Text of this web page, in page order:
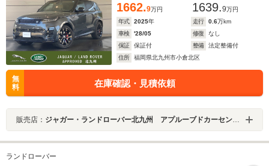
1662.9万円 1639.9万円
年式
2025年 走行 0.6万km
車検
'28/05 修復
なし
保証
保証付 整備
法定整備付
住所
福岡県北九州市小倉北区
無
料
在庫確認・見積依頼
販売店： ジャガー・ランドローバー北九州 アプルーブドカーセンター
ランドローバー